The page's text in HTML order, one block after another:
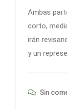
Ambas
corto,
irán
y un
Sin